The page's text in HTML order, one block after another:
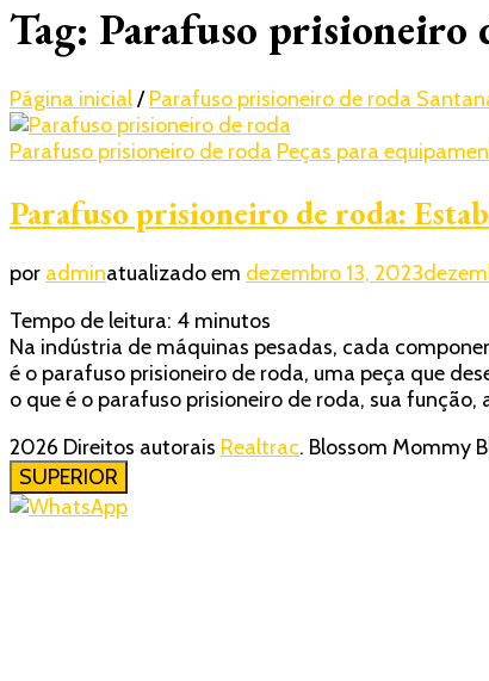
Tag: Parafuso prisioneiro
Página inicial/ Parafuso prisioneiro de roda
Parafuso prisioneiro de roda Peças para
Parafuso prisioneiro de roda:
por adminatualizado em dezembro 13, 2023
Tempo de leitura: 4 minutos
Na indústria de máquinas pesadas, cada
é o parafuso prisioneiro de roda, uma peça que
o que é o parafuso prisioneiro de roda, sua função,
2026 Direitos autorais Realtrac. Blossom Mommy
SUPERIOR